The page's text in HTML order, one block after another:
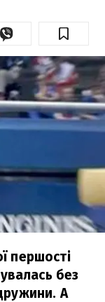
першості
без
А